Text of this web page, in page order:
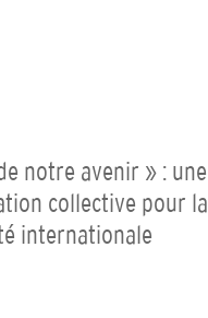
notre avenir » : une
collective pour la
internationale